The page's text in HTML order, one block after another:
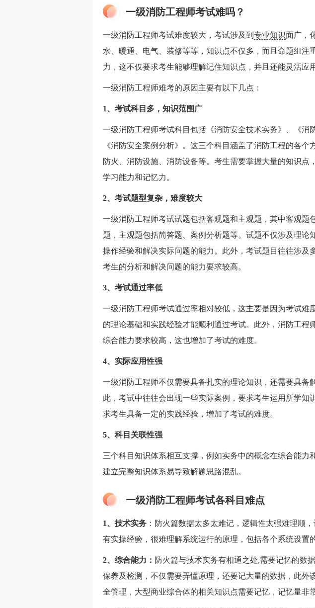
一级消防工程师考试难吗？
一级消防工程师考试难度较大，考试涉及到 专业知识面广，
水、暖通、电气、装修等等，知识点不仅多，而且命题组注
力，这不仅要求考生能够理解记住知识点，并且还能灵活应
一级消防工程师难考的原因主要有以下几点：
1、考试科目多，知识范围广
一级消防工程师考试科目包括《消防安全技术实务》、《消
《消防安全案例分析》。这三个科目涵盖了消防工程的各个
防火、消防设施、消防设备等。考生需要掌握大量的知识点
学习能力和记忆力。
2、考试题型复杂，难度较大
一级消防工程师考试试题包括客观题和主观题，其中客观题
题，主观题包括简答题、案例分析题等。试题不仅涉及理论
操作经验和解决实际问题的能力。此外，考试题目往往涉及
考生的分析和解决问题的能力要求较高。
3、考试通过率低
一级消防工程师考试通过率相对较低，这主要是因为考试难
的理论基础和实践经验才能顺利通过考试。此外，消防工程
综合能力要求较高，这也增加了考试的难度。
4、实际应用性强
一级消防工程师不仅需要具备扎实的理论知识，还需要具备
此，考试中往往会出现一些实际案例，要求考生运用所学知
求考生具备一定的实践经验，增加了考试的难度。
5、科目关联性强‌
三个科目知识体系相互支撑，例如实务中的概念在综合能力
建立完整知识体系易导致解题思路混乱。 ‌
一级消防工程师考试各科目难点
1、技术实务 ：防火篇数据太多太难记，逻辑性太强难理顺
有实操经验，很难理解系统运行的原理，包括各个系统设置
2、综合能力： 防火篇与技术实务有相通之处,需要记忆的数
保养及检测，不仅需要弄懂原理，还要记大量的数据，此外
全管理，大型商业综合体的相关知识点需要记忆，记忆量非